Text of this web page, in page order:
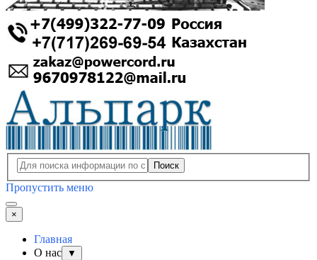
Поиск
Пропустить меню
×
Главная
О нас
▼